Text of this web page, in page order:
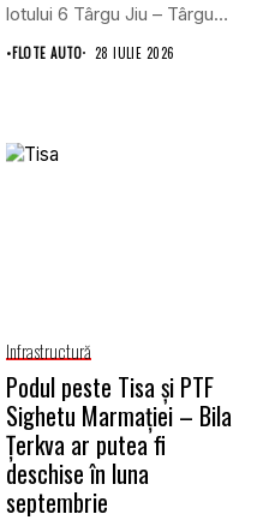
lotului 6 Târgu Jiu – Târgu
Cărbunești,...
•FLOTE AUTO 28 IULIE 2026
Infrastructură
Podul peste Tisa și PTF
Sighetu Marmației – Bila
Țerkva ar putea fi
deschise în luna
septembrie